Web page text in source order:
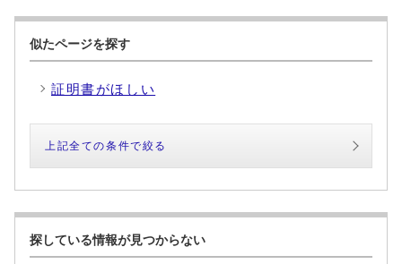
似たページを探す
証明書がほしい
上記全ての条件で絞る
探している情報が見つからない